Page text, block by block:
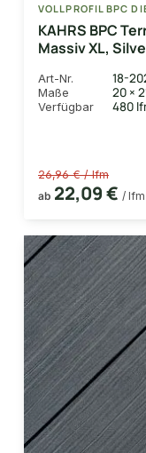
VOLLPROFIL BPC
KAHRS BPC
Massiv XL,
Art-Nr. 18-
Maße 20 ×
Verfügbar 480
26,96 € / lfm
ab 22,09 € / lfm